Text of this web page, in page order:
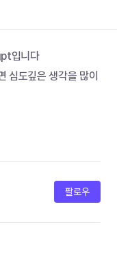
입니다
심도깊은 생각을 많이
팔로우